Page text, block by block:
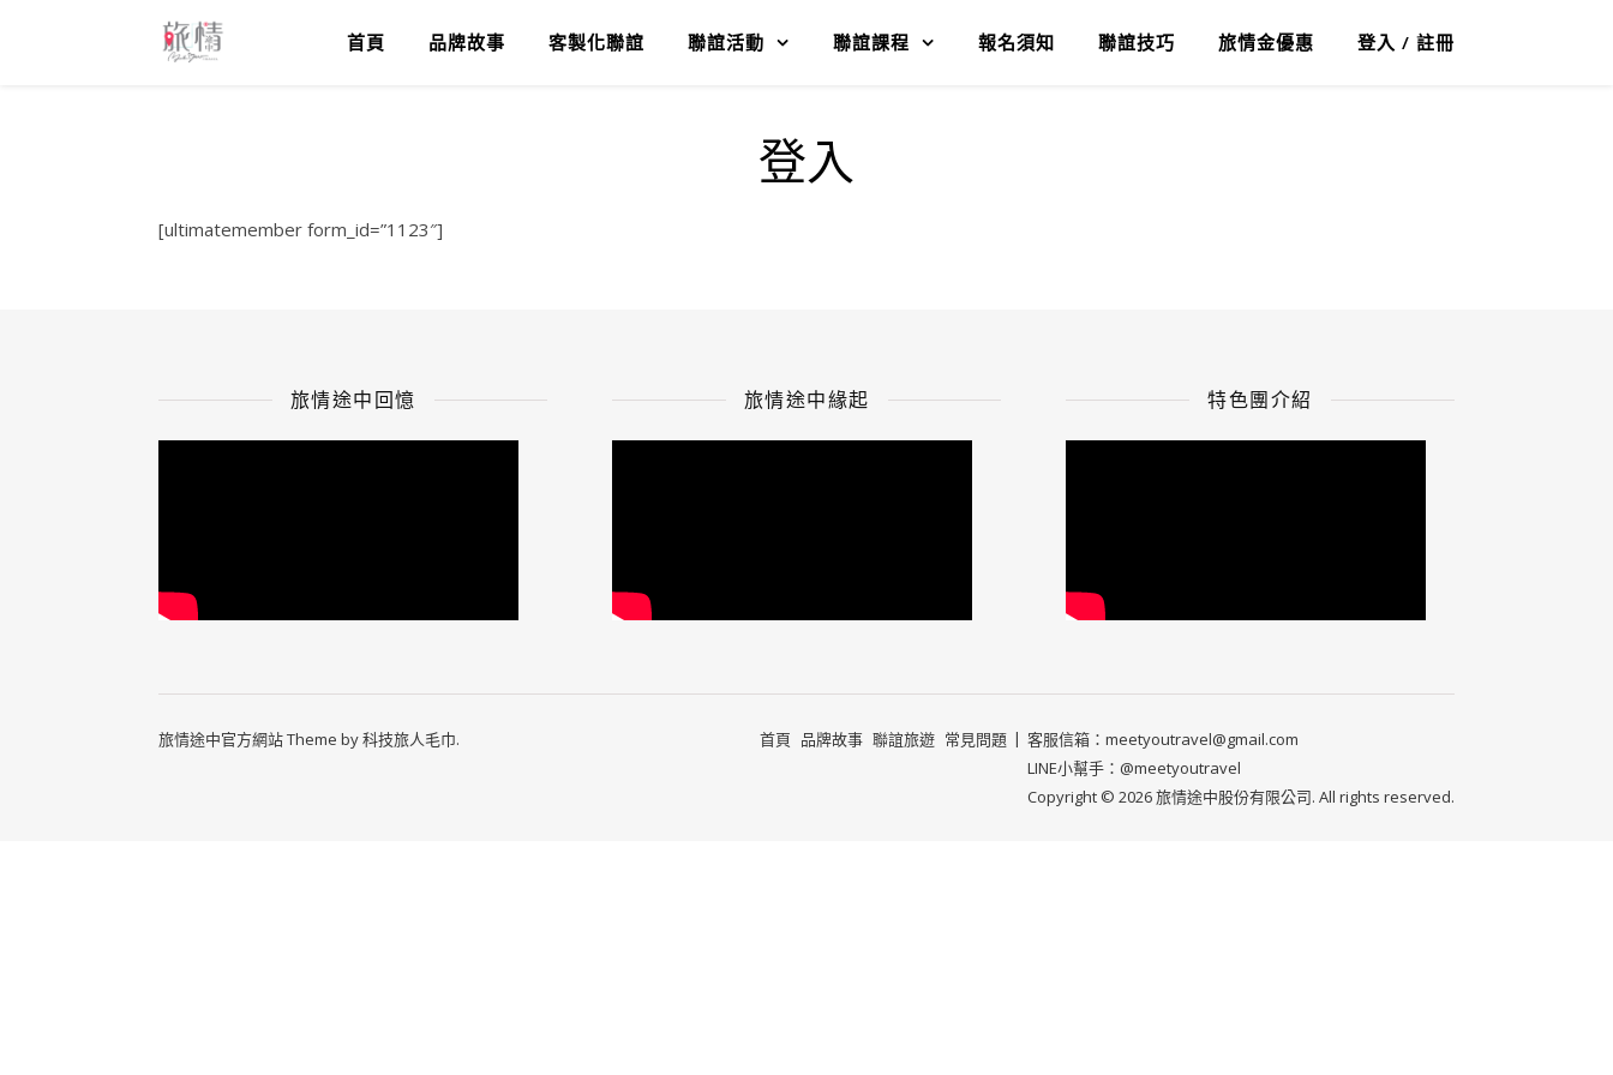
首頁 品牌故事 客製化聯誼 聯誼活動 聯誼課程 報名須知 聯誼技巧 旅情金優惠 登入 / 註冊
登入
[ultimatemember form_id=”1123″]
旅情途中回憶 旅情途中緣起 特色團介紹
客服信箱：meetyoutravel@gmail.com
LINE小幫手：@meetyoutravel
Copyright © 2026 旅情途中股份有限公司. All rights reserved.
首頁 品牌故事 聯誼旅遊 常見問題
旅情途中官方網站 Theme by科技旅人毛巾.